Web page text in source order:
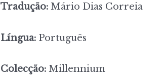
Tradução: Mário Dias Correia
Língua: Português
Colecção: Millennium